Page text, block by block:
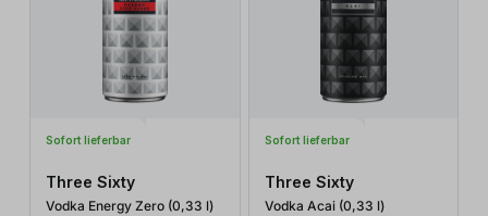
Sofort lieferbar
Three Sixty
Vodka Energy Zero (0,33 l)
Sofort lieferbar
Three Sixty
Vodka Acai (0,33 l)